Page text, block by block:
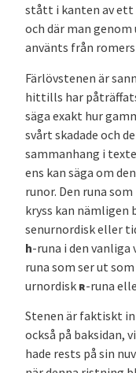
stått i kanten av
och där man
använts från
Färlövstenen är
hittills har
säga exakt hur
svårt skadade och
sammanhang i
ens kan säga om
runor. Den runa
kryss kan nämligen
senurnordisk eller
h-runa i den vanliga
runa som ser ut
urnordisk ʀ-runa
Stenen är faktiskt
också på baksidan,
hade rests på sin